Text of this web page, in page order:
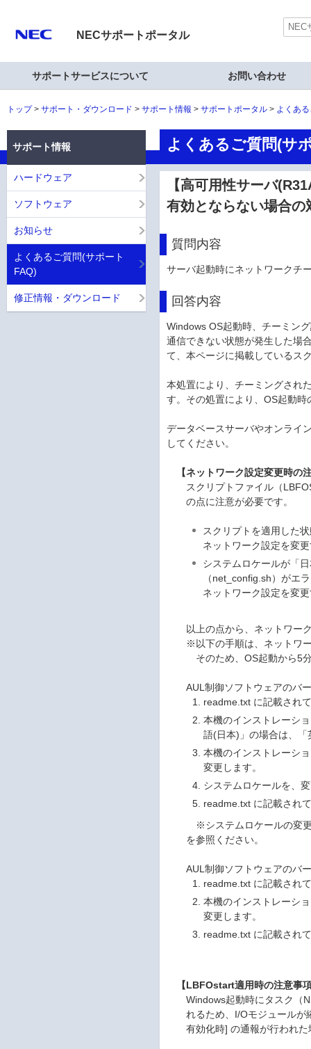
NECサポートポータル
サポートサービスについて お問い合わせ
トップ サポート・ダウンロード サポート情報 サポートポータル よくあ
よくあるご質問(サ
【高可用性サーバ
有効とならない場合の
質問内容
サーバ起動時にネットワークチ
回答内容
Windows OS起動時、チーミン
通信できない状態が発生した場
て、本ページに掲載しているス
本処置により、チーミングされ
す。その処置により、OS起動
データベースサーバやオンライ
してください。
【ネットワーク設定変更時の
スクリプトファイル（
の点に注意が必要です。
スクリプトを適用した
ネットワーク設定を変
システムロケールが「
（net_config.sh）がエ
ネットワーク設定を変
以上の点から、ネットワー
※以下の手順は、ネットワ
そのため、OS起動から5
AUL制御ソフトウェアのバ
readme.txt に記載され
本機のインストレーシ
語(日本)」の場合は、
本機のインストレーシ
変更します。
システムロケールを、
readme.txt に記載され
※システムロケールの変更
を参照ください。
AUL制御ソフトウェアのバ
readme.txt に記載され
本機のインストレーシ
変更します。
readme.txt に記載され
【LBFOstart適用時の注意事
Windows起動時にタスク（
れるため、I/Oモジュールが
有効化時] の通報が行われ
サポート情報
ハードウェア
ソフトウェア
お知らせ
よくあるご質問(サポート
FAQ)
修正情報・ダウンロード